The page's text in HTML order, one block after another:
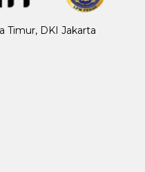
Timur, DKI Jakarta